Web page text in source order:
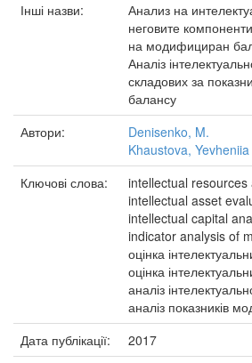
Інші назви:
Анализ на
неговите
на модифициран
Аналіз
складових за
балансу
Автори:
Denisenko, M.
Khaustova, Yevheniia
Ключові слова:
intellectual resources
intellectual asset
intellectual capital
indicator analysis of
оцінка
оцінка
аналіз
аналіз показників
Дата публікації:
2017